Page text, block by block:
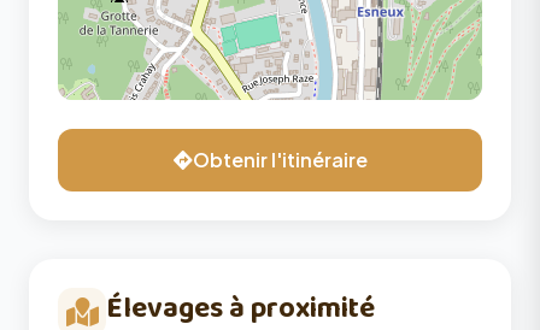
Obtenir l'itinéraire
Élevages à proximité